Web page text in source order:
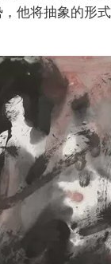
他将抽象的形